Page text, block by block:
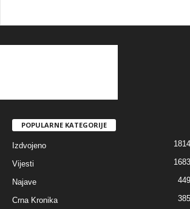
POPULARNE KATEGORIJE
Izdvojeno
Vijesti
Najave
Crna Kronika